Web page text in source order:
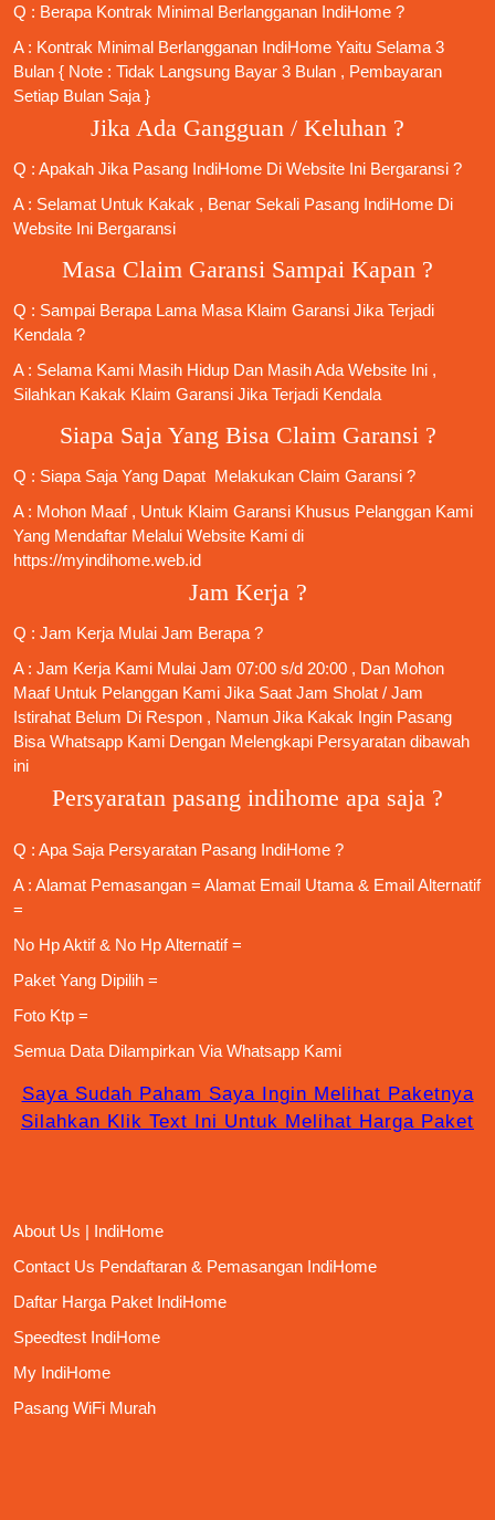
Q : Berapa Kontrak Minimal Berlangganan IndiHome ?
A : Kontrak Minimal Berlangganan IndiHome Yaitu Selama 3
Bulan { Note : Tidak Langsung Bayar 3 Bulan , Pembayaran
Setiap Bulan Saja }
Jika Ada Gangguan / Keluhan ?
Q : Apakah Jika Pasang IndiHome Di Website Ini Bergaransi ?
A : Selamat Untuk Kakak , Benar Sekali Pasang IndiHome Di
Website Ini Bergaransi
Masa Claim Garansi Sampai Kapan ?
Q : Sampai Berapa Lama Masa Klaim Garansi Jika Terjadi
Kendala ?
A : Selama Kami Masih Hidup Dan Masih Ada Website Ini ,
Silahkan Kakak Klaim Garansi Jika Terjadi Kendala
Siapa Saja Yang Bisa Claim Garansi ?
Q : Siapa Saja Yang Dapat Melakukan Claim Garansi ?
A : Mohon Maaf , Untuk Klaim Garansi Khusus Pelanggan Kami
Yang Mendaftar Melalui Website Kami di
https://myindihome.web.id
Jam Kerja ?
Q : Jam Kerja Mulai Jam Berapa ?
A : Jam Kerja Kami Mulai Jam 07:00 s/d 20:00 , Dan Mohon
Maaf Untuk Pelanggan Kami Jika Saat Jam Sholat / Jam
Istirahat Belum Di Respon , Namun Jika Kakak Ingin Pasang
Bisa Whatsapp Kami Dengan Melengkapi Persyaratan dibawah
ini
Persyaratan pasang indihome apa saja ?
Q : Apa Saja Persyaratan Pasang IndiHome ?
A : Alamat Pemasangan = Alamat Email Utama & Email Alternatif
=
No Hp Aktif & No Hp Alternatif =
Paket Yang Dipilih =
Foto Ktp =
Semua Data Dilampirkan Via Whatsapp Kami
Saya Sudah Paham Saya Ingin Melihat Paketnya
Silahkan Klik Text Ini Untuk Melihat Harga Paket
About Us | IndiHome
Contact Us Pendaftaran & Pemasangan IndiHome
Daftar Harga Paket IndiHome
Speedtest IndiHome
My IndiHome
Pasang WiFi Murah